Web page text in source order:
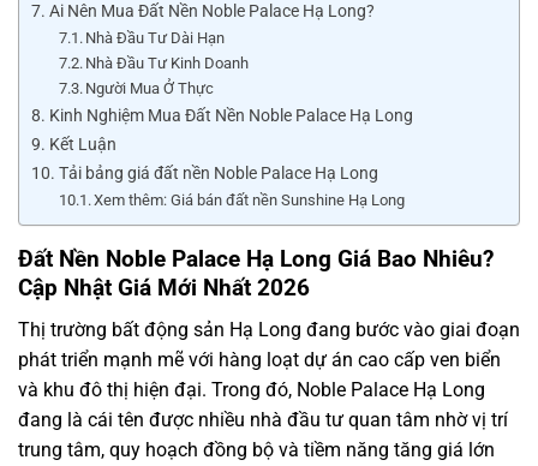
Ai Nên Mua Đất Nền Noble Palace Hạ Long?
Nhà Đầu Tư Dài Hạn
Nhà Đầu Tư Kinh Doanh
Người Mua Ở Thực
Kinh Nghiệm Mua Đất Nền Noble Palace Hạ Long
Kết Luận
Tải bảng giá đất nền Noble Palace Hạ Long
Xem thêm: Giá bán đất nền Sunshine Hạ Long
Đất Nền Noble Palace Hạ Long Giá Bao Nhiêu?
Cập Nhật Giá Mới Nhất 2026
Thị trường bất động sản Hạ Long đang bước vào giai đoạn
phát triển mạnh mẽ với hàng loạt dự án cao cấp ven biển
và khu đô thị hiện đại. Trong đó, Noble Palace Hạ Long
đang là cái tên được nhiều nhà đầu tư quan tâm nhờ vị trí
trung tâm, quy hoạch đồng bộ và tiềm năng tăng giá lớn